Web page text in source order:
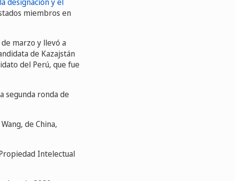
miembros en
marzo y llevó a
de Kazajstán
del Perú, que fue
segunda ronda de
de China,
Intelectual